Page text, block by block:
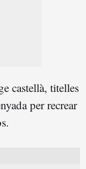
castellà, titelles
per recrear